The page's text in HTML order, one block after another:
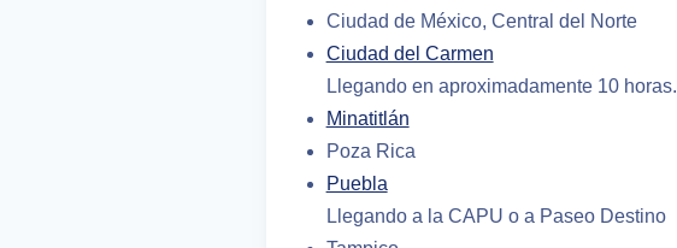
Ciudad de México, Central del Norte
Ciudad del Carmen
Llegando en aproximadamente 10 horas.
Minatitlán
Poza Rica
Puebla
Llegando a la CAPU o a Paseo Destino